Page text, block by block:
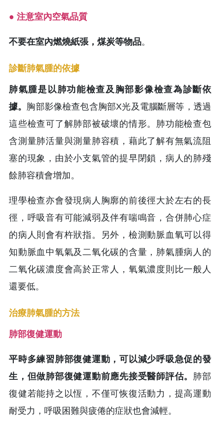
● 注意室內空氣品質
不要在室內燃燒紙張，煤炭等物品。
診斷肺氣腫的依據
肺氣腫是以肺功能檢查及胸部影像檢查為診斷依
據。 胸部影像檢查包含胸部X光及電腦斷層等，透過
這些檢查可了解肺部被破壞的情形。肺功能檢查包
含測量肺活量與測量肺容積，藉此了解有無氣流阻
塞的現象，由於小支氣管的提早閉鎖，病人的肺殘
餘肺容積會增加。
理學檢查亦會發現病人胸廓的前後徑大於左右的長
徑，呼吸音有可能減弱及伴有喘鳴音，合併肺心症
的病人則會有杵狀指。另外，檢測動脈血氧可以得
知動脈血中氧氣及二氧化碳的含量，肺氣腫病人的
二氧化碳濃度會高於正常人，氧氣濃度則比一般人
還要低。
治療肺氣腫的方法
肺部復健運動
平時多練習肺部復健運動，可以減少呼吸急促的發
生，但做肺部復健運動前應先接受醫師評估。
肺部
復健若能持之以恆，不僅可恢復活動力，提高運動
耐受力，呼吸困難與疲倦的症狀也會減輕。